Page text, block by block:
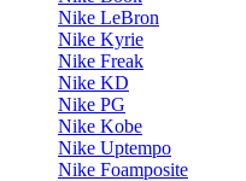
Nike LeBron
Nike Kyrie
Nike Freak
Nike KD
Nike PG
Nike Kobe
Nike Uptempo
Nike Foamposite